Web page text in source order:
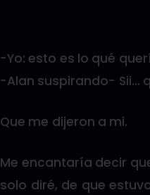
-Yo: esto es lo qué
-Alan suspirando- Sii…
Que me dijeron a mi.
Me encantaría decir
solo diré, de que